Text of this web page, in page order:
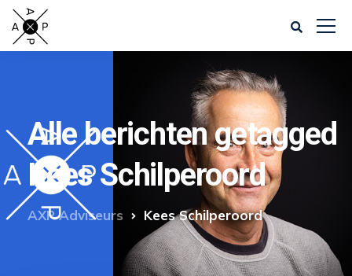
Alle berichten getagged
Kees Schilperoord
AXP Adviseurs Kees Schilperoord